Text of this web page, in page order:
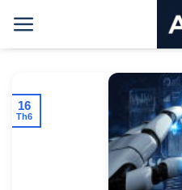
qua
nội
16
Th6